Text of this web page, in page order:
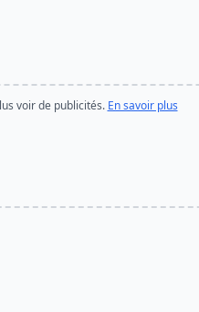
voir de publicités. En savoir plus